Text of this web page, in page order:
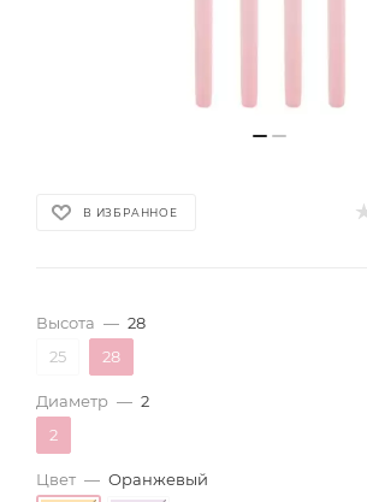
В ИЗБРАННОЕ
Высота — 28
25
28
Диаметр — 2
2
Цвет — Оранжевый